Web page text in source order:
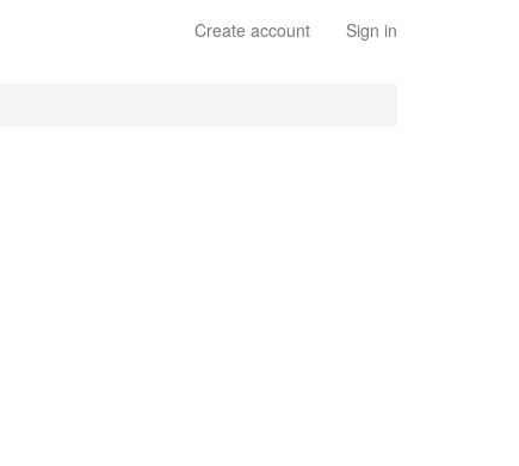
Create account Sign in